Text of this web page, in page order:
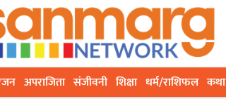
अपराजिता संजीवनी शिक्षा धर्म/राशिफल कथा